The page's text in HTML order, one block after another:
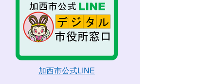
加西市公式LINE